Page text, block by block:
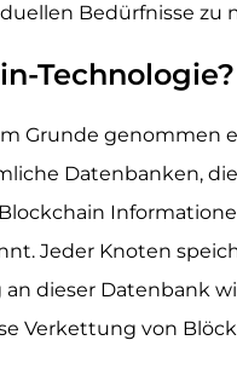
Bedürfnisse zu
Technologie?
Grunde genommen
Datenbanken,
Jeder Knoten
dieser Datenbank
Verkettung von